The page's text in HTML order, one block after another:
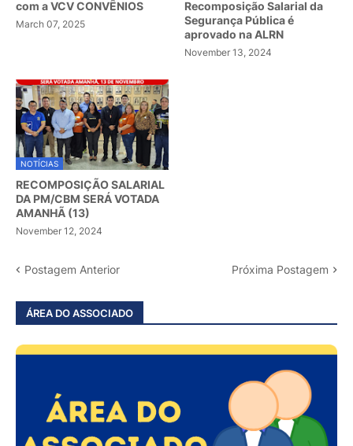
com a VCV CONVÊNIOS
March 07, 2025
Recomposição Salarial da
Segurança Pública é
aprovado na ALRN
November 13, 2024
NOTÍCIAS
RECOMPOSIÇÃO SALARIAL
DA PM/CBM SERÁ VOTADA
AMANHÃ (13)
November 12, 2024
Postagem Anterior Próxima Postagem
ÁREA DO ASSOCIADO